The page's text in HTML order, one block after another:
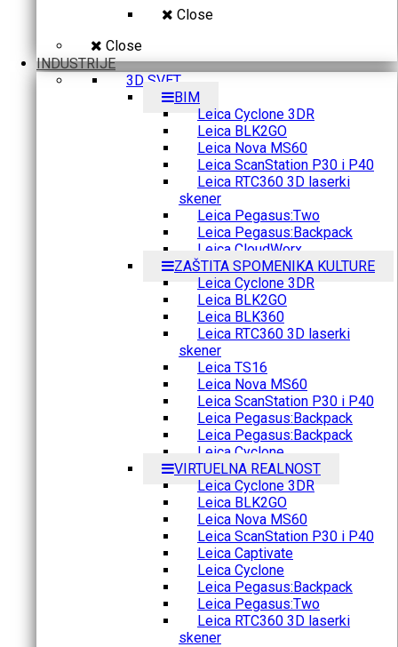
Close
Close
INDUSTRIJE
3D SVET
BIM
Leica Cyclone 3DR
Leica BLK2GO
Leica Nova MS60
Leica ScanStation P30 i P40
Leica RTC360 3D laserki
skener
Leica Pegasus:Two
Leica Pegasus:Backpack
Leica CloudWorx
ZAŠTITA SPOMENIKA KULTURE
Leica Cyclone 3DR
Leica BLK2GO
Leica BLK360
Leica RTC360 3D laserki
skener
Leica TS16
Leica Nova MS60
Leica ScanStation P30 i P40
Leica Pegasus:Backpack
Leica Pegasus:Backpack
Leica Cyclone
VIRTUELNA REALNOST
Leica Cyclone 3DR
Leica BLK2GO
Leica Nova MS60
Leica ScanStation P30 i P40
Leica Captivate
Leica Cyclone
Leica Pegasus:Backpack
Leica Pegasus:Two
Leica RTC360 3D laserki
skener